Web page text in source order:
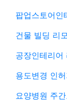
팝업스토어인
건물 빌딩 리
공장인테리어
용도변경 인
요양병원 주